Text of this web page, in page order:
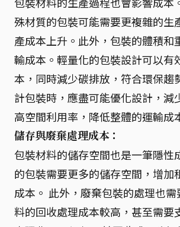
殊材質的包裝可能需要更複雜的生
產成本上升。此外，包裝的體積和
輸成本。輕量化的包裝設計可以有
本，同時減少碳排放，符合環保趨
計包裝時，應盡可能優化設計，減
高空間利用率，降低整體的運輸成
儲存與廢棄處理成本：
包裝材料的儲存空間也是一筆隱性
的包裝需要更多的儲存空間，增加
成本。 此外，廢棄包裝的處理也
料的回收處理成本較高，甚至需要